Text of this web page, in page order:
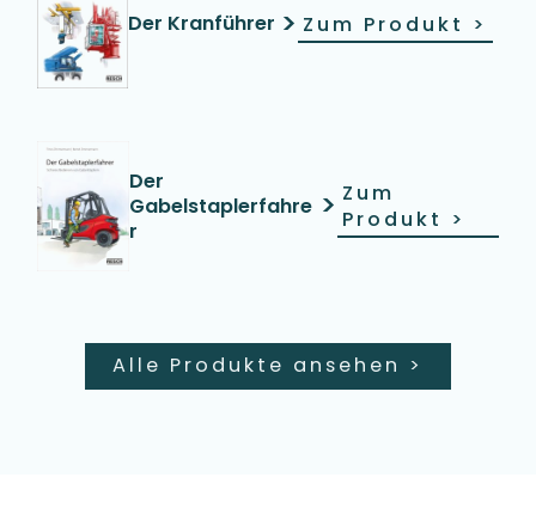
Der Kranführer > Zum Produkt >
Der
Gabelstaplerfahre
r
> Zum
Produkt >
Alle Produkte ansehen >